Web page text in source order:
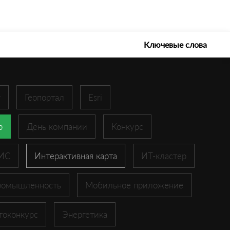
Ключевые слова
Геопортал Esri
День компании Конкурс
Интерактивная карта ИТ-кластер
Мобильное приложение
Энергетика